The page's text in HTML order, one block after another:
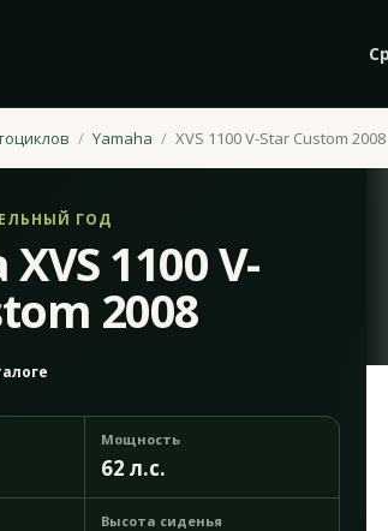
Yamaha XVS 1100 V-Star Custom 2008
ГОД
1100 V-
2008
Мощность
62 л.с.
Высота сиденья